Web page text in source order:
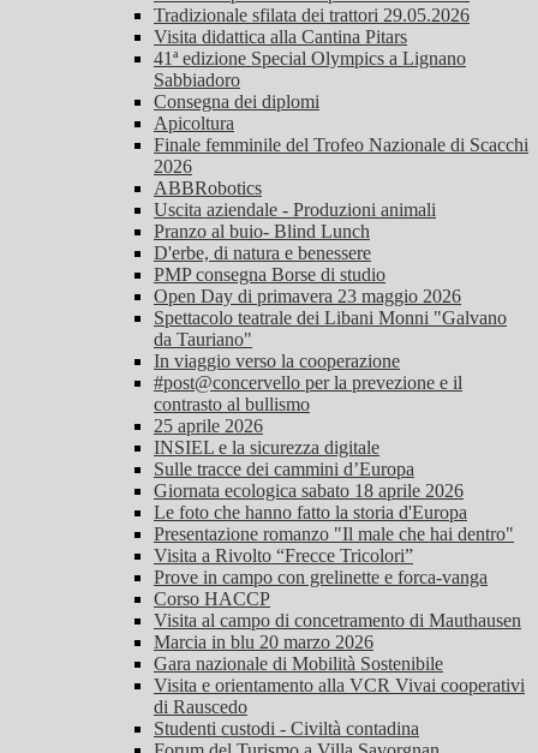
Tradizionale sfilata dei trattori 29.05.2026
Visita didattica alla Cantina Pitars
41ª edizione Special Olympics a Lignano
Sabbiadoro
Consegna dei diplomi
Apicoltura
Finale femminile del Trofeo Nazionale di Scacchi
2026
ABBRobotics
Uscita aziendale - Produzioni animali
Pranzo al buio- Blind Lunch
D'erbe, di natura e benessere
PMP consegna Borse di studio
Open Day di primavera 23 maggio 2026
Spettacolo teatrale dei Libani Monni "Galvano
da Tauriano"
In viaggio verso la cooperazione
#post@concervello per la prevezione e il
contrasto al bullismo
25 aprile 2026
INSIEL e la sicurezza digitale
Sulle tracce dei cammini d’Europa
Giornata ecologica sabato 18 aprile 2026
Le foto che hanno fatto la storia d'Europa
Presentazione romanzo "Il male che hai dentro"
Visita a Rivolto “Frecce Tricolori”
Prove in campo con grelinette e forca-vanga
Corso HACCP
Visita al campo di concetramento di Mauthausen
Marcia in blu 20 marzo 2026
Gara nazionale di Mobilità Sostenibile
Visita e orientamento alla VCR Vivai cooperativi
di Rauscedo
Studenti custodi - Civiltà contadina